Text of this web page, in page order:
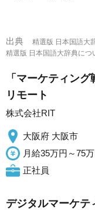
出典
精選版 日本国語大
精選版 日本国語大辞典に
「マーケティン
リモート
株式会社RIT
大阪府 大阪市
月給35万円～75
正社員
デジタルマーケテ